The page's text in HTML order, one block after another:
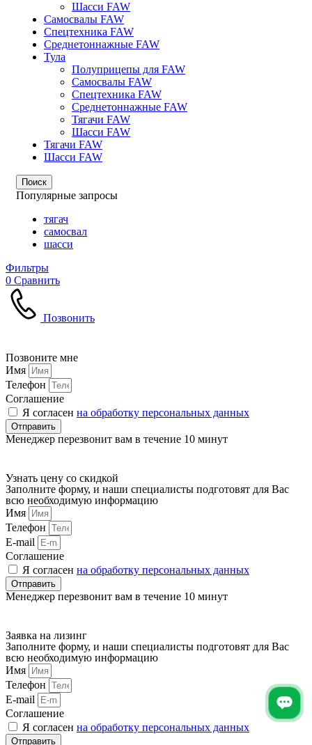
Шасси FAW
Самосвалы FAW
Спецтехника FAW
Среднетоннажные FAW
Тула
Полуприцепы для FAW
Самосвалы FAW
Спецтехника FAW
Среднетоннажные FAW
Тягачи FAW
Шасси FAW
Тягачи FAW
Шасси FAW
Поиск
Популярные запросы
тягач
самосвал
шасси
Фильтры
0 Сравнить
Позвонить
Позвоните мне
Имя
Телефон
Соглашение
Я согласен на обработку персональных данных
Отправить
Менеджер перезвонит вам в течение 10 минут
Узнать цену со скидкой
Заполните форму, и наши специалисты подготовят для Вас
всю необходимую информацию
Имя
Телефон
E-mail
Соглашение
Я согласен на обработку персональных данных
Отправить
Менеджер перезвонит вам в течение 10 минут
Заявка на лизинг
Заполните форму, и наши специалисты подготовят для Вас
всю необходимую информацию
Имя
Телефон
E-mail
Соглашение
Я согласен на обработку персональных данных
Отправить